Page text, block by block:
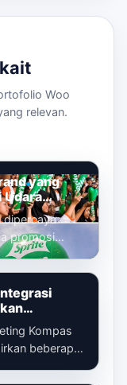
Woo
relevan.
yang
Udara
dipercaya
promosi
ident...
Kompas
beberapa